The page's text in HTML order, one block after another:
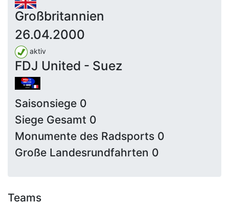
Großbritannien
26.04.2000
aktiv
FDJ United - Suez
Saisonsiege 0
Siege Gesamt 0
Monumente des Radsports 0
Große Landesrundfahrten 0
Teams